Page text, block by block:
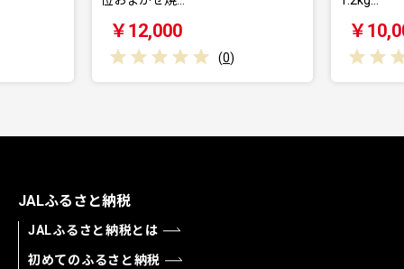
(0 ) (0 )
JALふるさと納税
JALふるさと納税とは
初めてのふるさと納税